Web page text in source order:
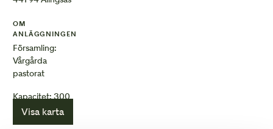
Visa karta
OM
ANLÄGGNINGEN
Församling:
Vårgårda
pastorat
Kapacitet: 300